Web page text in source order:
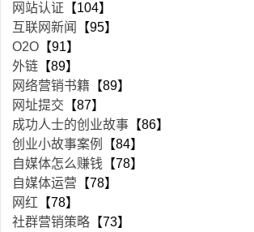
网站认证 【104】
互联网新闻
【95】
O2O 【91】
外链 【89】
网络营销书籍 【89】
网址提交 【87】
成功人士的创业故事 【86】
创业小故事案例
【84】
自媒体怎么赚钱 【78】
自媒体运营 【78】
网红 【78】
社群营销策略 【73】